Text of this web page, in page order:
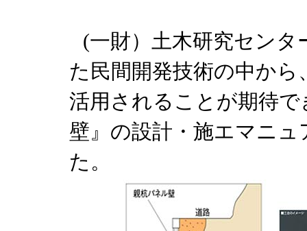
(一財）土木研究センタ
た民間開発技術の中か
活用されることが期待
壁』の設計・施エマニ
た。